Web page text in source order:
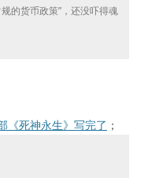
货币政策”，还没吓得魂
《死神永生》写完了 ；